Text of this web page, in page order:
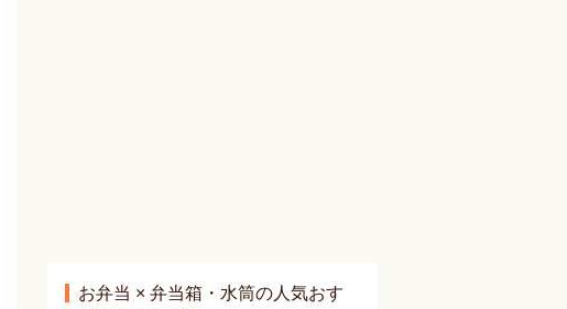
お弁当 × 弁当箱・水筒の人気おす